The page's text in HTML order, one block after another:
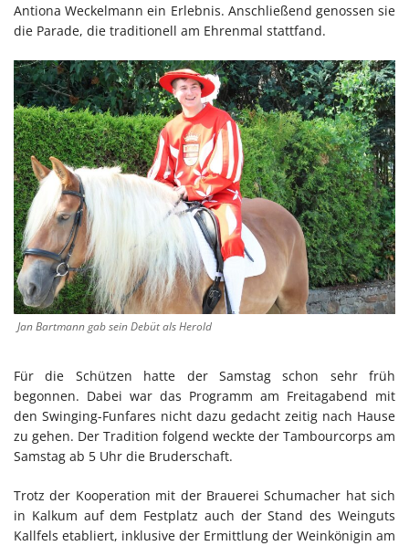
Antiona Weckelmann ein Erlebnis. Anschließend genossen sie
die Parade, die traditionell am Ehrenmal stattfand.
Jan Bartmann gab sein Debüt als Herold
Für die Schützen hatte der Samstag schon sehr früh
begonnen. Dabei war das Programm am Freitagabend mit
den Swinging-Funfares nicht dazu gedacht zeitig nach Hause
zu gehen. Der Tradition folgend weckte der Tambourcorps am
Samstag ab 5 Uhr die Bruderschaft.
Trotz der Kooperation mit der Brauerei Schumacher hat sich
in Kalkum auf dem Festplatz auch der Stand des Weinguts
Kallfels etabliert, inklusive der Ermittlung der Weinkönigin am